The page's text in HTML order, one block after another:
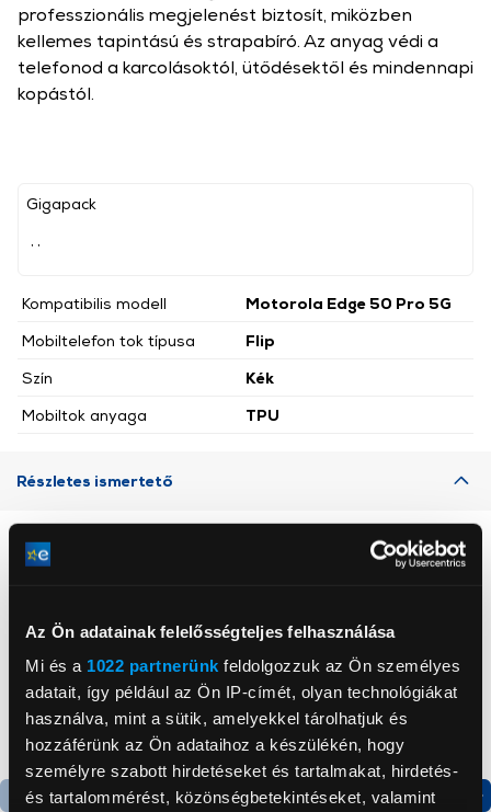
Az Ön adatainak felelősségteljes felhasználása
Mi és a 1022 partnerünk feldolgozzuk az Ön személyes
adatait, így például az Ön IP-címét, olyan technológiákat
használva, mint a sütik, amelyekkel tárolhatjuk és
hozzáférünk az Ön adataihoz a készülékén, hogy
személyre szabott hirdetéseket és tartalmakat, hirdetés-
és tartalommérést, közönségbetekintéseket, valamint
Gigapack
Kompatibilis modell
Motorola Edge 50 Pro 5G
Mobiltelefon tok típusa
Flip
Szín
Kék
Mobiltok anyaga
TPU
professzionális megjelenést biztosít, miközben
kellemes tapintású és strapabíró. Az anyag védi a
telefonod a karcolásoktól, ütődésektől és mindennapi
kopástól.
Részletes ismertető